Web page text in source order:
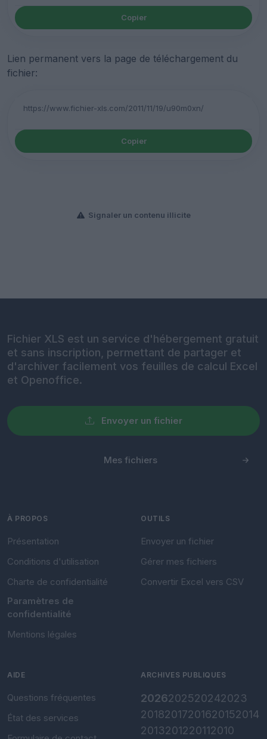
Copier
Lien permanent vers la page de téléchargement du
fichier:
Copier
Signaler un contenu illicite
Fichier XLS est un service d'hébergement gratuit
et sans inscription, permettant de partager et
d'archiver facilement vos feuilles de calcul Excel
et Openoffice.
Envoyer un fichier
Mes fichiers
À PROPOS
Présentation
Conditions d'utilisation
Charte de confidentialité
Paramètres de
confidentialité
Mentions légales
OUTILS
Envoyer un fichier
Gérer mes fichiers
Convertir Excel vers CSV
AIDE
Questions fréquentes
État des services
ARCHIVES PUBLIQUES
2026202520242023
20182017201620152014
2013201220112010